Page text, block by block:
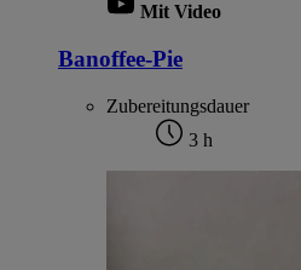
Mit Video
Banoffee-Pie
Zubereitungsdauer
3 h